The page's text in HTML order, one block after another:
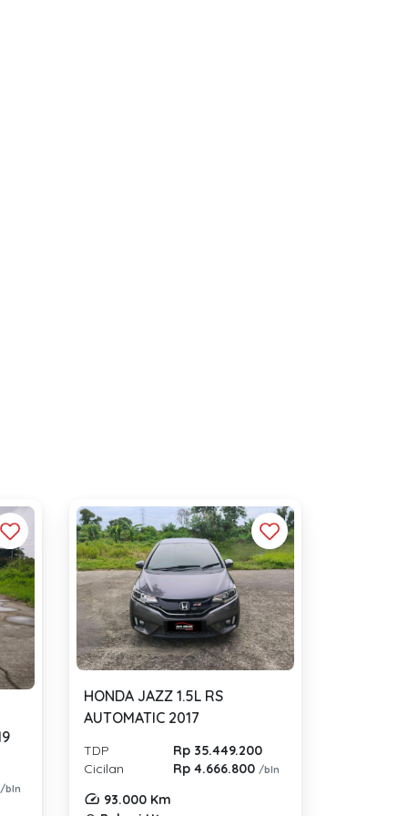
/bln
HONDA JAZZ 1.5L RS
AUTOMATIC 2017
TDP
Rp 35.449.200
Cicilan
Rp 4.666.800 /bln
93.000 Km